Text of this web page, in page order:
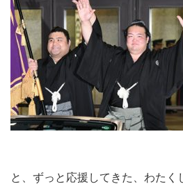
と、ずっと応援してきた、わたく